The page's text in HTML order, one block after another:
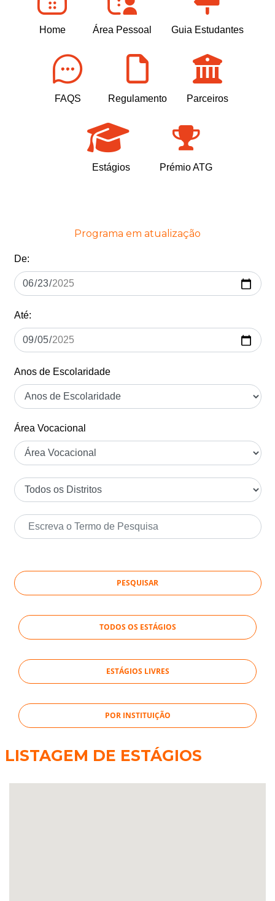
Home Área Pessoal Guia Estudantes
FAQS Regulamento Parceiros
Estágios Prémio ATG
Programa em atualização
De:
Até:
Anos de Escolaridade
Área Vocacional
TODOS OS ESTÁGIOS
ESTÁGIOS LIVRES
POR INSTITUIÇÃO
LISTAGEM DE ESTÁGIOS